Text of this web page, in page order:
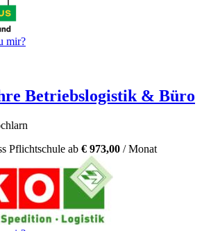
mir?
Betriebslogistik & Büro
Pflichtschule ab € 973,00 / Monat